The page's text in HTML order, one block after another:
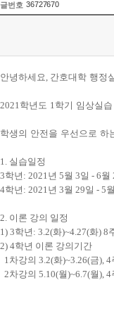
글번호 36727670
안녕하세요, 간호대학 행정
2021학년도 1학기 임상실
학생의 안전을 우선으로 하
1. 실습일정
3학년: 2021년 5월 3일 - 6월
4학년: 2021년 3월 29일 - 5
2. 이론 강의 일정
1) 3학년: 3.2(화)~4.27(화) 8
2) 4학년 이론 강의기간
1차강의 3.2(화)~3.26(금), 4
2차강의 5.10(월)~6.7(월), 4